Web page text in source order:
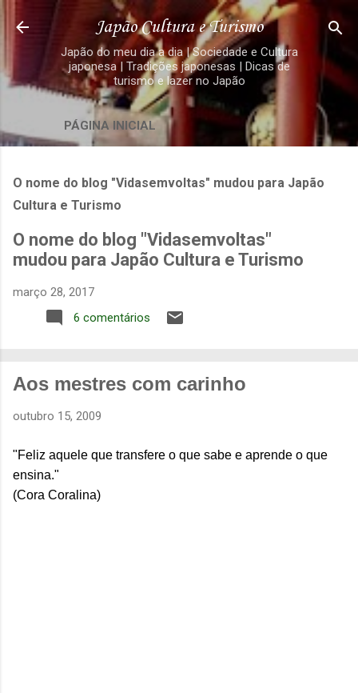
Pular para o conteúdo principal
Japão Cultura e Turismo
Japão do meu dia a dia | Sociedade e Cultura
japonesa | Tradições japonesas | Dicas de
turismo e lazer no Japão
PÁGINA INICIAL
O nome do blog "Vidasemvoltas" mudou para Japão
Cultura e Turismo
O nome do blog "Vidasemvoltas"
mudou para Japão Cultura e Turismo
março 28, 2017
6 comentários
Aos mestres com carinho
outubro 15, 2009
"Feliz aquele que transfere o que sabe e aprende o que
ensina."
(Cora Coralina)